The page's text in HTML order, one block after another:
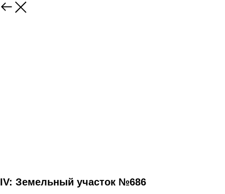
IV: Земельный участок №686